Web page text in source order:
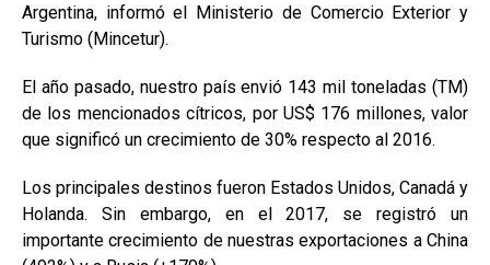
Argentina, informó el Ministerio de Comercio Exterior y
Turismo (Mincetur).
El año pasado, nuestro país envió 143 mil toneladas (TM)
de los mencionados cítricos, por US$ 176 millones, valor
que significó un crecimiento de 30% respecto al 2016.
Los principales destinos fueron Estados Unidos, Canadá y
Holanda. Sin embargo, en el 2017, se registró un
importante crecimiento de nuestras exportaciones a China